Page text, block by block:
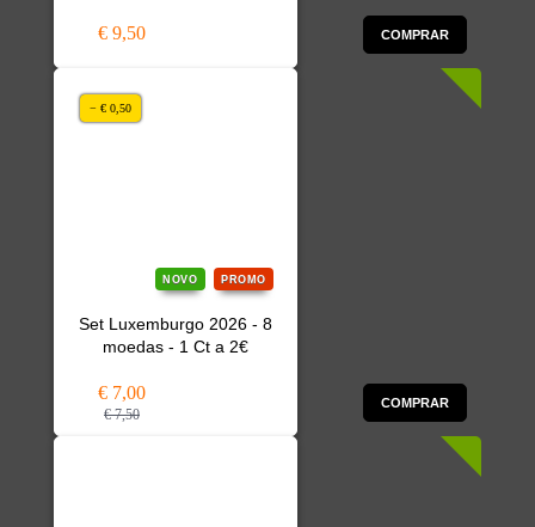
€ 9,50 COMPRAR
NOVO PROMO
Set Luxemburgo 2026 - 8
moedas - 1 Ct a 2€
€ 7,00
€ 7,50
COMPRAR
− € 0,50